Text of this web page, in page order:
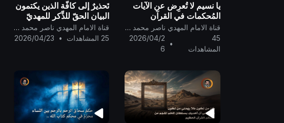
يا نسيم لا تُعرِض عن الآيات
المُحكمات في القرآن
العظيم ..
قناة الامام المهدي ناصر محمد اليماني
45
المشاهدات
•
2026/04/2
6
تَحذيرٌ إلى كافّة الذين يكتمون
البيان الحقّ للذِّكر للمهديّ
المنتظَر ..
قناة الامام المهدي ناصر محمد اليماني
25 المشاهدات
•
2026/04/23